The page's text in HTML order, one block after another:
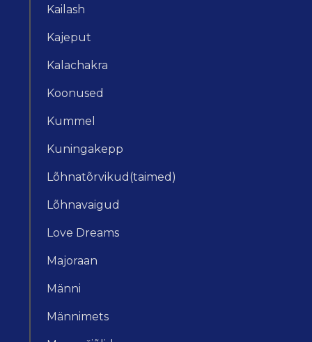
Kailash
Kajeput
Kalachakra
Koonused
Kummel
Kuningakepp
Lõhnatõrvikud(taimed)
Lõhnavaigud
Love Dreams
Majoraan
Männi
Männimets